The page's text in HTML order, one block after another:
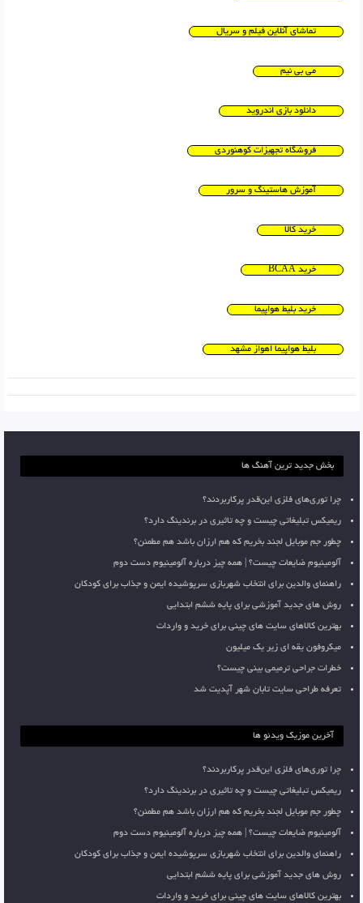
تماشای آنلاین فیلم و سریال
می بی نیم
دانلود بازی اندروید
فروشگاه تجهیزات کوهنوردی
آموزش هاستینگ و سرور
خرید کالا
خرید BCAA
خرید بلیط هواپیما
بلیط هواپیما اهواز مشهد
بخش جدید ترین آهنگ ها
چرا توری‌های فلزی این‌قدر پرکاربردند؟
ریمیکس تبلیغاتی چیست و چه تاثیری در برندینگ دارد؟
چطور جم موبایل لجند بخریم که هم ارزان باشد هم مطمئن؟
آلومینیوم ضایعات چیست؟ | همه چیز درباره آلومینیوم دست دوم
راهنمای والدین برای انتخاب شهربازی سرپوشیده ایمن و جذاب برای کودکان
روش های جدید آموزشی برای پایه ششم ابتدایی
بهترین کالاهای سایت های چینی برای خرید و واردات
میکروفون یقه ای زیر یک میلیون
خطرات جراحی ترمیمی بینی چیست؟
تعرفه طراحی سایت تابان شهر آپدیت شد
آخرین موزیک ویدئو ها
چرا توری‌های فلزی این‌قدر پرکاربردند؟
ریمیکس تبلیغاتی چیست و چه تاثیری در برندینگ دارد؟
چطور جم موبایل لجند بخریم که هم ارزان باشد هم مطمئن؟
آلومینیوم ضایعات چیست؟ | همه چیز درباره آلومینیوم دست دوم
راهنمای والدین برای انتخاب شهربازی سرپوشیده ایمن و جذاب برای کودکان
روش های جدید آموزشی برای پایه ششم ابتدایی
بهترین کالاهای سایت های چینی برای خرید و واردات